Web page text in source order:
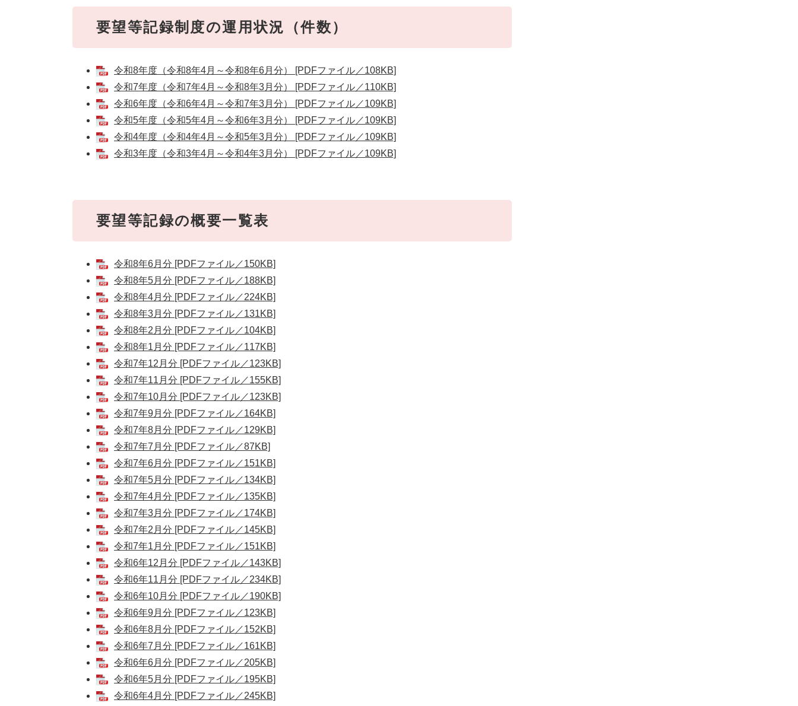
要望等記録制度の運用状況（件数）
令和8年度（令和8年4月～令和8年6月分） [PDFファイル／108KB]
令和7年度（令和7年4月～令和8年3月分） [PDFファイル／110KB]
令和6年度（令和6年4月～令和7年3月分） [PDFファイル／109KB]
令和5年度（令和5年4月～令和6年3月分） [PDFファイル／109KB]
令和4年度（令和4年4月～令和5年3月分） [PDFファイル／109KB]
令和3年度（令和3年4月～令和4年3月分） [PDFファイル／109KB]
要望等記録の概要一覧表
令和8年6月分 [PDFファイル／150KB]
令和8年5月分 [PDFファイル／188KB]
令和8年4月分 [PDFファイル／224KB]
令和8年3月分 [PDFファイル／131KB]
令和8年2月分 [PDFファイル／104KB]
令和8年1月分 [PDFファイル／117KB]
令和7年12月分 [PDFファイル／123KB]
令和7年11月分 [PDFファイル／155KB]
令和7年10月分 [PDFファイル／123KB]
令和7年9月分 [PDFファイル／164KB]
令和7年8月分 [PDFファイル／129KB]
令和7年7月分 [PDFファイル／87KB]
令和7年6月分 [PDFファイル／151KB]
令和7年5月分 [PDFファイル／134KB]
令和7年4月分 [PDFファイル／135KB]
令和7年3月分 [PDFファイル／174KB]
令和7年2月分 [PDFファイル／145KB]
令和7年1月分 [PDFファイル／151KB]
令和6年12月分 [PDFファイル／143KB]
令和6年11月分 [PDFファイル／234KB]
令和6年10月分 [PDFファイル／190KB]
令和6年9月分 [PDFファイル／123KB]
令和6年8月分 [PDFファイル／152KB]
令和6年7月分 [PDFファイル／161KB]
令和6年6月分 [PDFファイル／205KB]
令和6年5月分 [PDFファイル／195KB]
令和6年4月分 [PDFファイル／245KB]